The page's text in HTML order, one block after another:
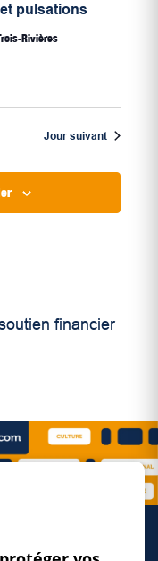
pulsations
Rivières
Jour suivant
financier